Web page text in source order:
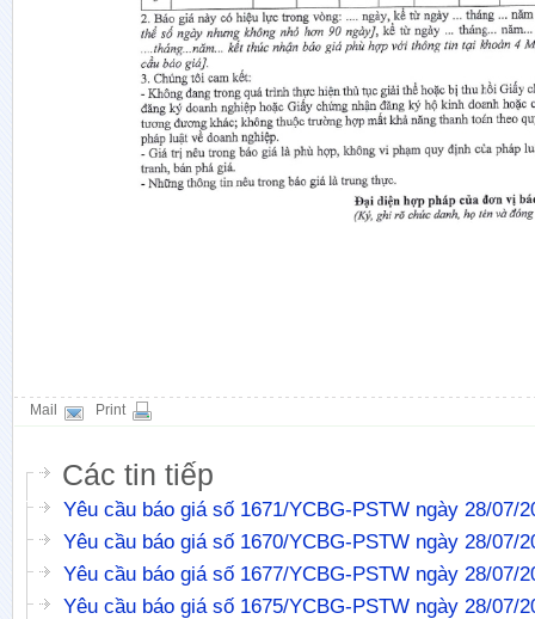
Mail Print
Các tin tiếp
Yêu cầu báo giá số 1671/YCBG-PSTW ngày 28/07/
Yêu cầu báo giá số 1670/YCBG-PSTW ngày 28/07/
Yêu cầu báo giá số 1677/YCBG-PSTW ngày 28/07/
Yêu cầu báo giá số 1675/YCBG-PSTW ngày 28/07/